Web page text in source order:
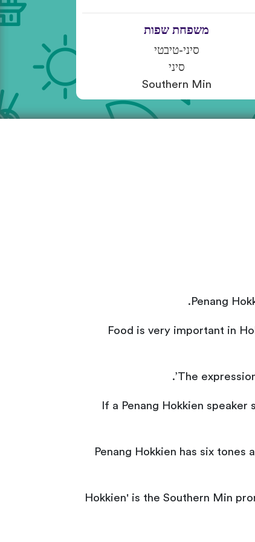
משפחת שפות
סיני-טיבטי
סיני
Southern Min
Penang
Food is very important in
The
If a Penang Hokkien speaker
Penang Hokkien has six tones
‘Hokkien' is the Southern Min